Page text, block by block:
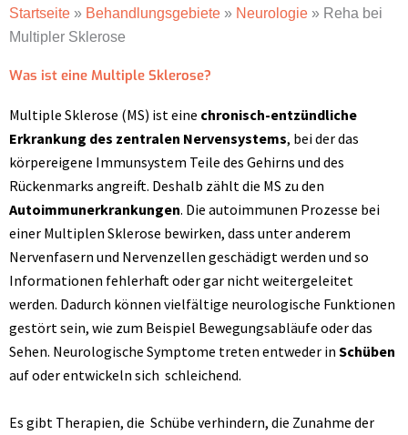
Startseite » Behandlungsgebiete » Neurologie » Reha bei
Multipler Sklerose
Was ist eine Multiple Sklerose?
Multiple Sklerose (MS) ist eine chronisch-entzündliche
Erkrankung des zentralen Nervensystems, bei der das
körpereigene Immunsystem Teile des Gehirns und des
Rückenmarks angreift. Deshalb zählt die MS zu den
Autoimmunerkrankungen. Die autoimmunen Prozesse bei
einer Multiplen Sklerose bewirken, dass unter anderem
Nervenfasern und Nervenzellen geschädigt werden und so
Informationen fehlerhaft oder gar nicht weitergeleitet
werden. Dadurch können vielfältige neurologische Funktionen
gestört sein, wie zum Beispiel Bewegungsabläufe oder das
Sehen. Neurologische Symptome treten entweder in Schüben
auf oder entwickeln sich schleichend.
Es gibt Therapien, die Schübe verhindern, die Zunahme der